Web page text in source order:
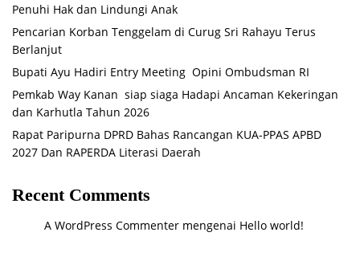
Penuhi Hak dan Lindungi Anak
Pencarian Korban Tenggelam di Curug Sri Rahayu Terus
Berlanjut
Bupati Ayu Hadiri Entry Meeting Opini Ombudsman RI
Pemkab Way Kanan siap siaga Hadapi Ancaman Kekeringan
dan Karhutla Tahun 2026
Rapat Paripurna DPRD Bahas Rancangan KUA-PPAS APBD
2027 Dan RAPERDA Literasi Daerah
Recent Comments
A WordPress Commenter mengenai Hello world!